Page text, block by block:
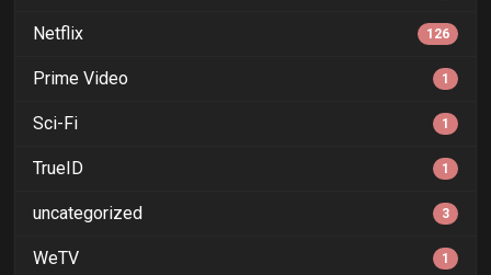
Netflix 126
Prime Video 1
Sci-Fi 1
TrueID 1
uncategorized 3
WeTV 1